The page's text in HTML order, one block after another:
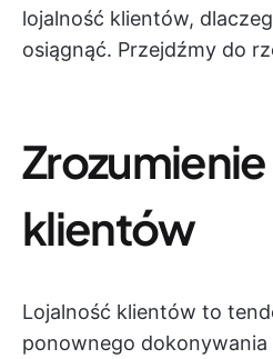
lojalność klientów,
osiągnąć. Przejdźmy do
klientów
Lojalność klientów to
ponownego